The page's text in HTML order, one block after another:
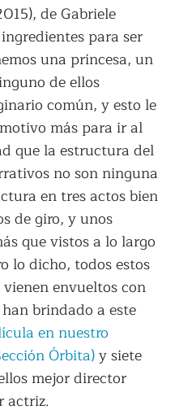
de Gabriele
para ser
una princesa, un
de ellos
común, y esto le
más para ir al
que la estructura del
no son ninguna
en tres actos bien
de giro, y unos
que vistos a lo largo
lo dicho, todos estos
envueltos con
brindado a este
en nuestro
Órbita)y siete
mejor director
actriz.